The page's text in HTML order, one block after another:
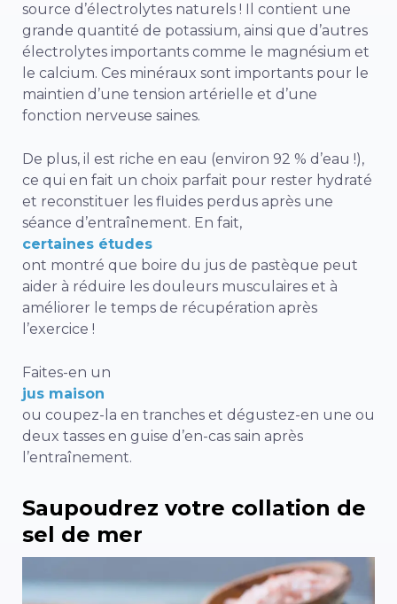
source d’électrolytes naturels ! Il contient une
grande quantité de potassium, ainsi que d’autres
électrolytes importants comme le magnésium et
le calcium. Ces minéraux sont importants pour le
maintien d’une tension artérielle et d’une
fonction nerveuse saines.
De plus, il est riche en eau (environ 92 % d’eau !),
ce qui en fait un choix parfait pour rester hydraté
et reconstituer les fluides perdus après une
séance d’entraînement. En fait,
certaines études
ont montré que boire du jus de pastèque peut
aider à réduire les douleurs musculaires et à
améliorer le temps de récupération après
l’exercice !
Faites-en un
jus maison
ou coupez-la en tranches et dégustez-en une ou
deux tasses en guise d’en-cas sain après
l’entraînement.
Saupoudrez votre collation de
sel de mer